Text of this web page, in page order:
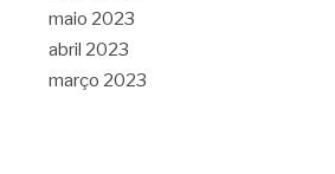
maio 2023
abril 2023
março 2023